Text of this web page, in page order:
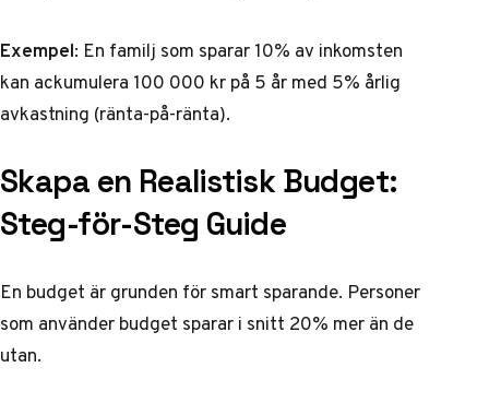
Exempel: En familj som sparar 10% av inkomsten
kan ackumulera 100 000 kr på 5 år med 5% årlig
avkastning (ränta-på-ränta).
Skapa en Realistisk Budget:
Steg-för-Steg Guide
En budget är grunden för smart sparande. Personer
som använder budget sparar i snitt 20% mer än de
utan.